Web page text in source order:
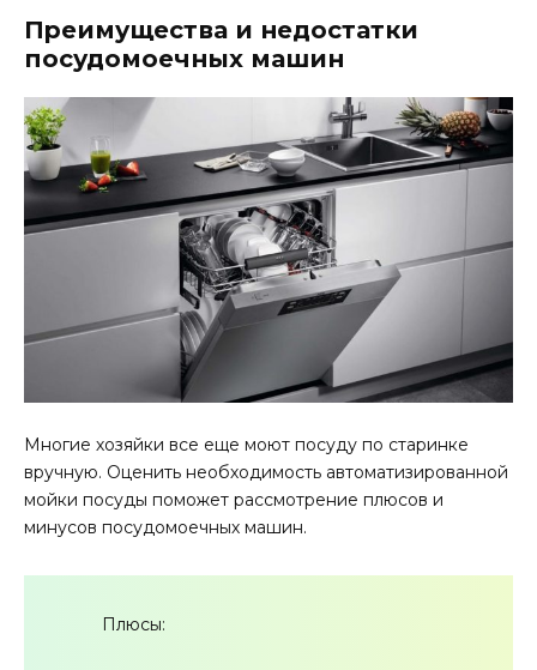
Преимущества и недостатки
посудомоечных машин
Многие хозяйки все еще моют посуду по старинке
вручную. Оценить необходимость автоматизированной
мойки посуды поможет рассмотрение плюсов и
минусов посудомоечных машин.
Плюсы: